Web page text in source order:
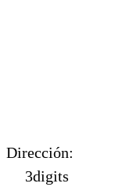
Dirección:
3digits